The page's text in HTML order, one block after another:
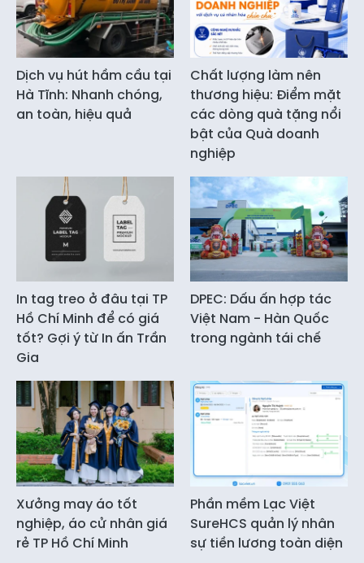
Dịch vụ hút hầm cầu tại
Hà Tĩnh: Nhanh chóng,
an toàn, hiệu quả
Chất lượng làm nên
thương hiệu: Điểm mặt
các dòng quà tặng nổi
bật của Quà doanh
nghiệp
In tag treo ở đâu tại TP
Hồ Chí Minh để có giá
tốt? Gợi ý từ In ấn Trần
Gia
DPEC: Dấu ấn hợp tác
Việt Nam - Hàn Quốc
trong ngành tái chế
Xưởng may áo tốt
nghiệp, áo cử nhân giá
rẻ TP Hồ Chí Minh
Phần mềm Lạc Việt
SureHCS quản lý nhân
sự tiền lương toàn diện